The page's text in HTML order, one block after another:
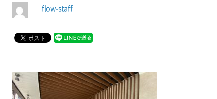
flow-staff